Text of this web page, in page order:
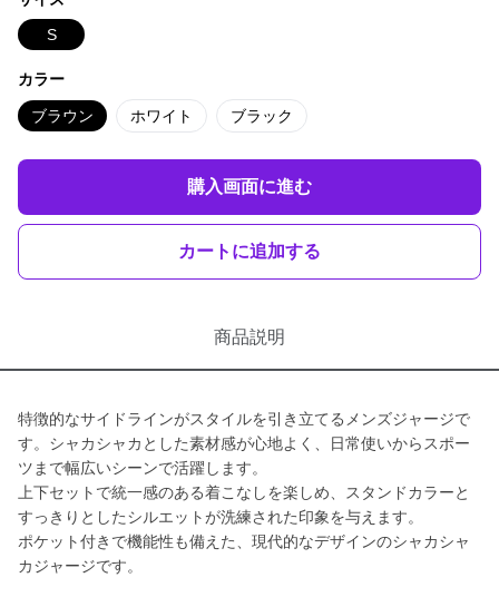
S
カラー
ブラウン ホワイト ブラック
購入画面に進む
カートに追加する
商品説明
特徴的なサイドラインがスタイルを引き立てるメンズジャージで
す。シャカシャカとした素材感が心地よく、日常使いからスポー
ツまで幅広いシーンで活躍します。
上下セットで統一感のある着こなしを楽しめ、スタンドカラーと
すっきりとしたシルエットが洗練された印象を与えます。
ポケット付きで機能性も備えた、現代的なデザインのシャカシャ
カジャージです。